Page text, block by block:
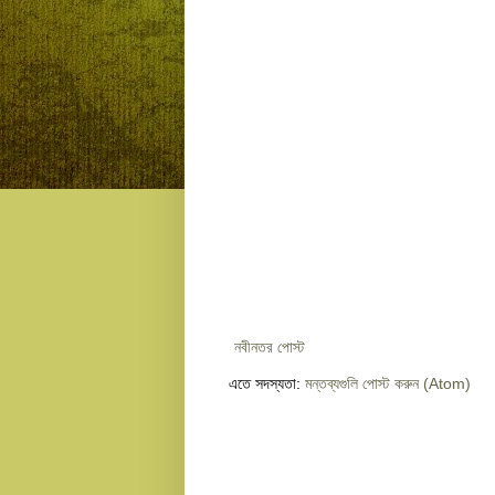
নবীনতর পোস্ট
এতে সদস্যতা: মন্তব্যগুলি পোস্ট করুন (Atom)